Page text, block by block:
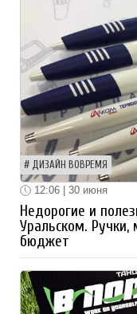
ДИЗАЙН ВОВРЕМЯ
12:06 | 30 июня
Недорогие и
Уральском.
бюджет